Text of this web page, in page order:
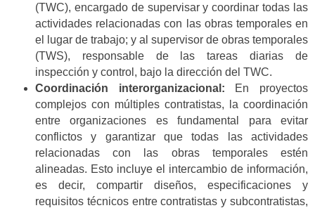
(TWC), encargado de supervisar y coordinar todas las
actividades relacionadas con las obras temporales en
el lugar de trabajo; y al supervisor de obras temporales
(TWS), responsable de las tareas diarias de
inspección y control, bajo la dirección del TWC.
Coordinación interorganizacional: En proyectos
complejos con múltiples contratistas, la coordinación
entre organizaciones es fundamental para evitar
conflictos y garantizar que todas las actividades
relacionadas con las obras temporales estén
alineadas. Esto incluye el intercambio de información,
es decir, compartir diseños, especificaciones y
requisitos técnicos entre contratistas y subcontratistas,